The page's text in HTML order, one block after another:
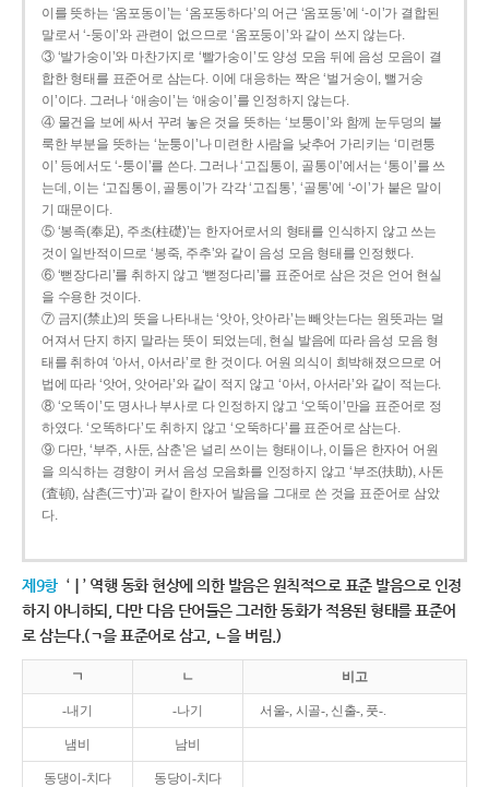
이를 뜻하는 ‘옴포동이’는 ‘옴포동하다’의 어근 ‘옴포동’에 ‘-이’가 결합된
말로서 ‘-둥이’와 관련이 없으므로 ‘옴포둥이’와 같이 쓰지 않는다.
③ ‘발가숭이’와 마찬가지로 ‘빨가숭이’도 양성 모음 뒤에 음성 모음이 결
합한 형태를 표준어로 삼는다. 이에 대응하는 짝은 ‘벌거숭이, 뻘거숭
이’이다. 그러나 ‘애송이’는 ‘애숭이’를 인정하지 않는다.
④ 물건을 보에 싸서 꾸려 놓은 것을 뜻하는 ‘보퉁이’와 함께 눈두덩의 불
룩한 부분을 뜻하는 ‘눈퉁이’나 미련한 사람을 낮추어 가리키는 ‘미련퉁
이’ 등에서도 ‘-퉁이’를 쓴다. 그러나 ‘고집통이, 골통이’에서는 ‘통이’를 쓰
는데, 이는 ‘고집통이, 골통이’가 각각 ‘고집통’, ‘골통’에 ‘-이’가 붙은 말이
기 때문이다.
⑤ ‘봉족(奉足), 주초(柱礎)’는 한자어로서의 형태를 인식하지 않고 쓰는
것이 일반적이므로 ‘봉죽, 주추’와 같이 음성 모음 형태를 인정했다.
⑥ ‘뻗장다리’를 취하지 않고 ‘뻗정다리’를 표준어로 삼은 것은 언어 현실
을 수용한 것이다.
⑦ 금지(禁止)의 뜻을 나타내는 ‘앗아, 앗아라’는 빼앗는다는 원뜻과는 멀
어져서 단지 하지 말라는 뜻이 되었는데, 현실 발음에 따라 음성 모음 형
태를 취하여 ‘아서, 아서라’로 한 것이다. 어원 의식이 희박해졌으므로 어
법에 따라 ‘앗어, 앗어라’와 같이 적지 않고 ‘아서, 아서라’와 같이 적는다.
⑧ ‘오똑이’도 명사나 부사로 다 인정하지 않고 ‘오뚝이’만을 표준어로 정
하였다. ‘오똑하다’도 취하지 않고 ‘오뚝하다’를 표준어로 삼는다.
⑨ 다만, ‘부주, 사둔, 삼춘’은 널리 쓰이는 형태이나, 이들은 한자어 어원
을 의식하는 경향이 커서 음성 모음화를 인정하지 않고 ‘부조(扶助), 사돈
(査頓), 삼촌(三寸)’과 같이 한자어 발음을 그대로 쓴 것을 표준어로 삼았
다.
제9항 ‘ㅣ’ 역행 동화 현상에 의한 발음은 원칙적으로 표준 발음으로 인정
하지 아니하되, 다만 다음 단어들은 그러한 동화가 적용된 형태를 표준어
로 삼는다.(ㄱ을 표준어로 삼고, ㄴ을 버림.)
ㄱ ㄴ 비고
-내기 -나기 서울-, 시골-, 신출-, 풋-.
냄비 남비
동댕이-치다 동당이-치다